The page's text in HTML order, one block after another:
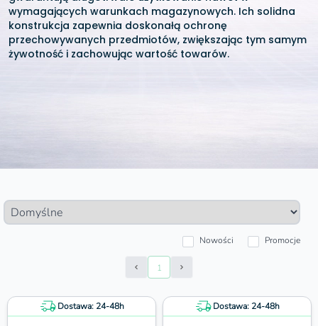
wymagających warunkach magazynowych. Ich solidna
konstrukcja zapewnia doskonałą ochronę
przechowywanych przedmiotów, zwiększając tym samym
żywotność i zachowując wartość towarów.
Nowości Promocje
Prev Page
1 Next Page
Dostawa: 24-48h Dostawa: 24-48h